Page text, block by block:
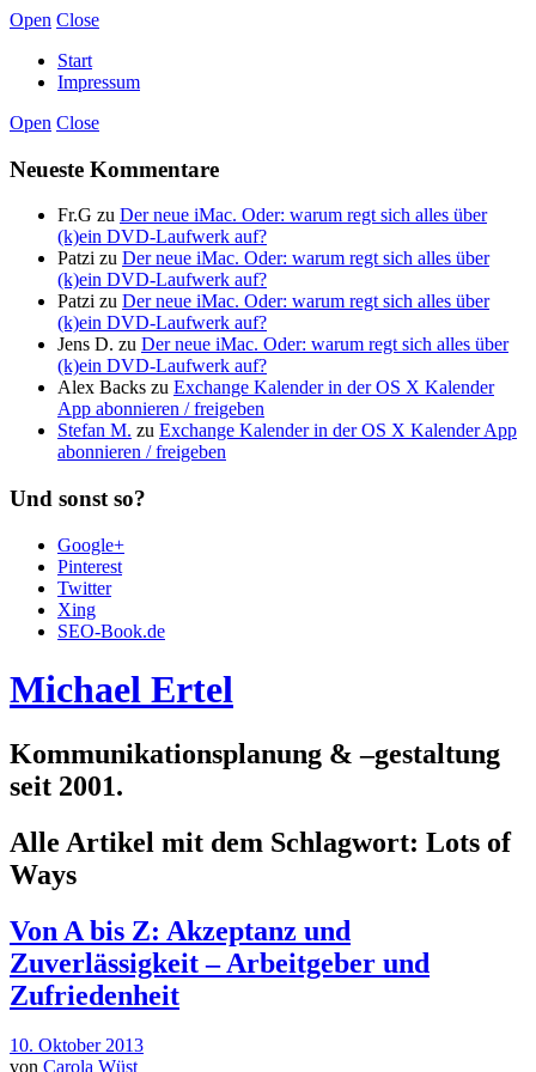
Open Close
Start
Impressum
Open Close
Neueste Kommentare
Fr.G zu Der neue iMac. Oder: warum regt sich alles über
(k)ein DVD-Laufwerk auf?
Patzi zu Der neue iMac. Oder: warum regt sich alles über
(k)ein DVD-Laufwerk auf?
Patzi zu Der neue iMac. Oder: warum regt sich alles über
(k)ein DVD-Laufwerk auf?
Jens D. zu Der neue iMac. Oder: warum regt sich alles über
(k)ein DVD-Laufwerk auf?
Alex Backs zu Exchange Kalender in der OS X Kalender
App abonnieren / freigeben
Stefan M. zu Exchange Kalender in der OS X Kalender App
abonnieren / freigeben
Und sonst so?
Google+
Pinterest
Twitter
Xing
SEO-Book.de
Michael Ertel
Kommunikationsplanung & –gestaltung
seit 2001.
Alle Artikel mit dem Schlagwort: Lots of
Ways
Von A bis Z: Akzeptanz und
Zuverlässigkeit – Arbeitgeber und
Zufriedenheit
10. Oktober 2013
von Carola Wüst